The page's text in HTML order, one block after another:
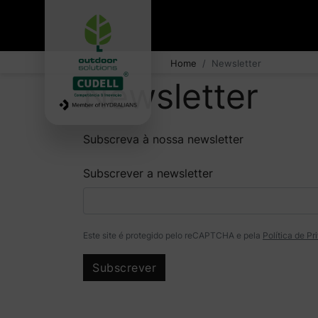
Home Newsletter
Newsletter
Subscreva à nossa newsletter
Subscrever a newsletter
Este site é protegido pelo reCAPTCHA e pela Política de
Subscrever